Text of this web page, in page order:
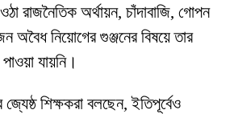
রাজনৈতিক অর্থায়ন, চাঁদাবাজি, গোপন
অবৈধ নিয়োগের গুঞ্জনের বিষয়ে তার
যায়নি।
জ্যেষ্ঠ শিক্ষকরা বলছেন, ইতিপূর্বেও